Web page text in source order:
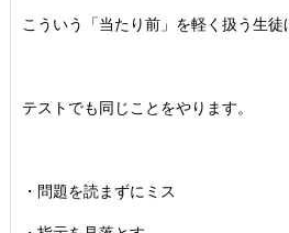
こういう「当たり前」を軽く扱う生徒
テストでも同じことをやります。
・問題を読まずにミス